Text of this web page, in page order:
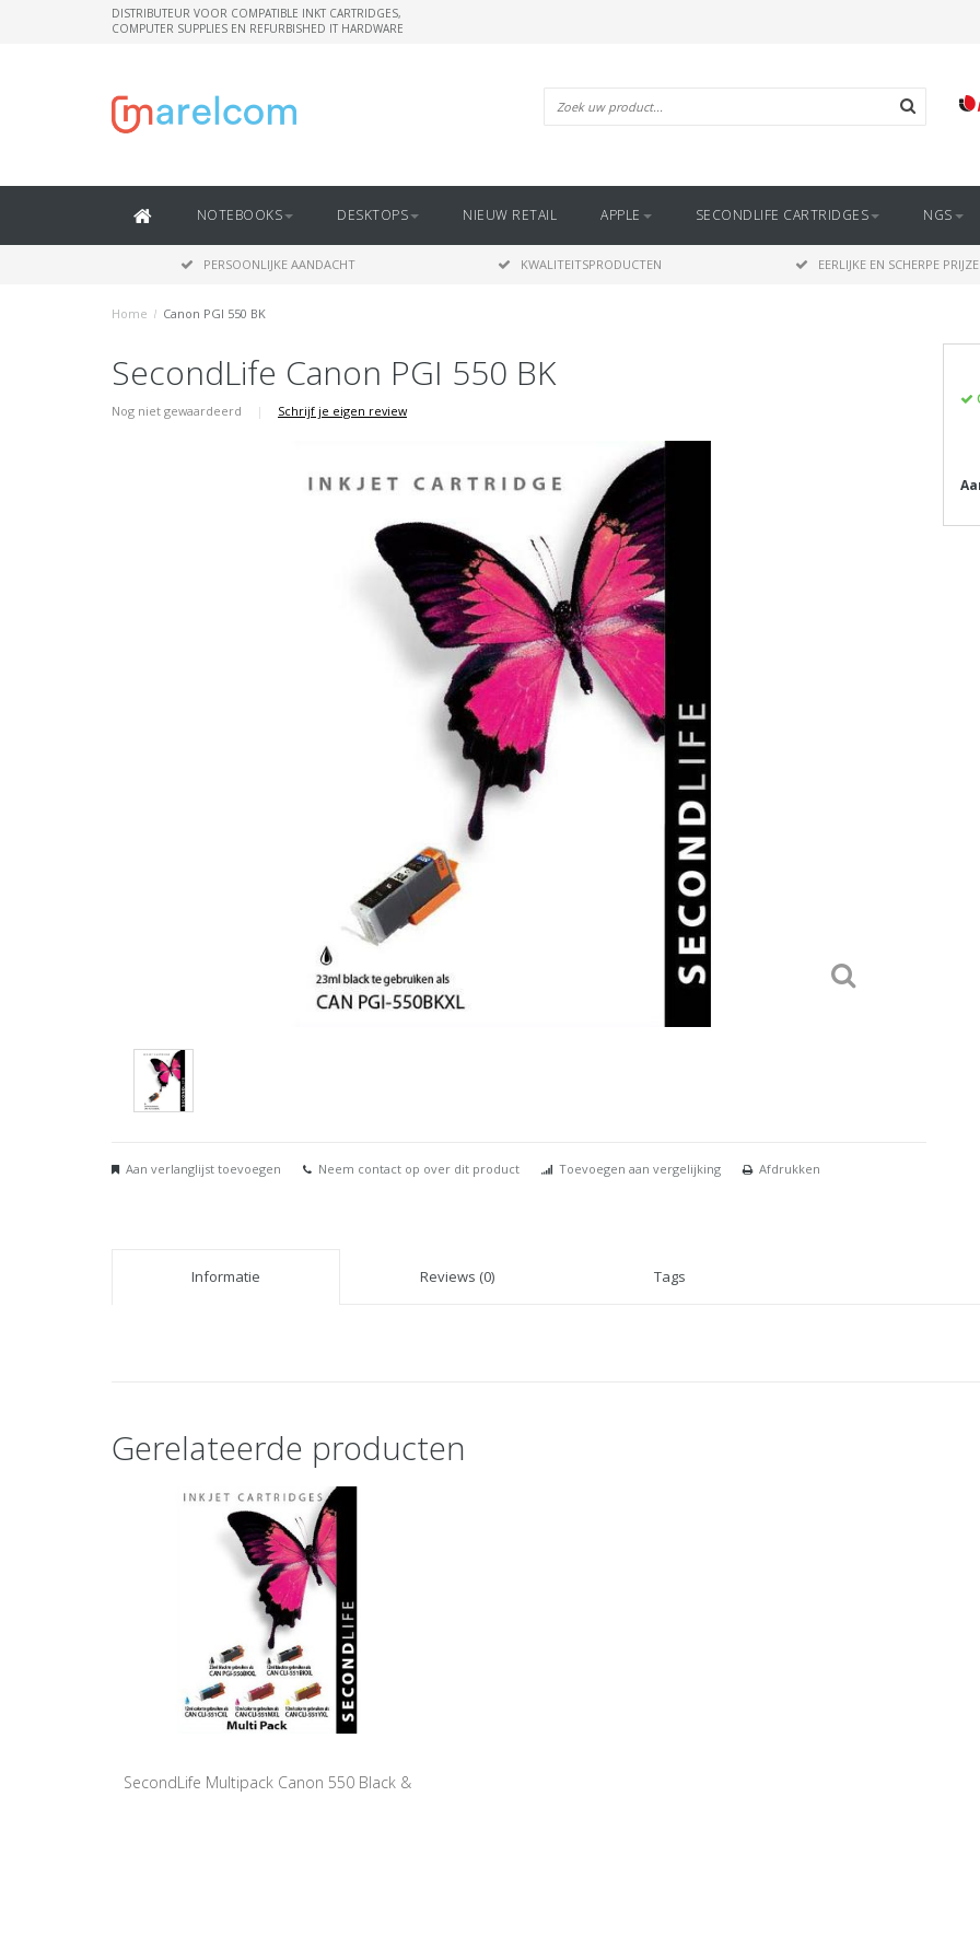
DISTRIBUTEUR VOOR COMPATIBLE INKT CARTRIDGES,
COMPUTER SUPPLIES EN REFURBISHED IT HARDWARE
NOTEBOOKS DESKTOPS NIEUW RETAIL APPLE SECONDLIFE CARTRIDGES NGS
PERSOONLIJKE AANDACHT KWALITEITSPRODUCTEN EERLIJKE EN SCHERPE
Home / Canon PGI 550 BK
SecondLife Canon PGI 550 BK
Nog niet gewaardeerd | Schrijf je eigen review
Aan verlanglijst toevoegen Neem contact op over dit product Toevoegen aan vergelijking Afdrukken
Informatie Reviews (0) Tags
Gerelateerde producten
SecondLife Multipack Canon 550 Black &